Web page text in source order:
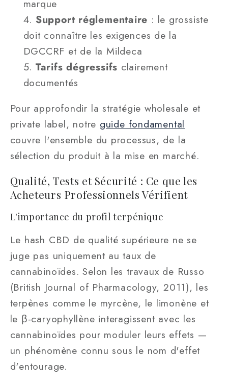
marque
Support réglementaire : le grossiste
doit connaître les exigences de la
DGCCRF et de la Mildeca
Tarifs dégressifs clairement
documentés
Pour approfondir la stratégie wholesale et
private label, notre guide fondamental
couvre l'ensemble du processus, de la
sélection du produit à la mise en marché.
Qualité, Tests et Sécurité : Ce que les
Acheteurs Professionnels Vérifient
L'importance du profil terpénique
Le hash CBD de qualité supérieure ne se
juge pas uniquement au taux de
cannabinoïdes. Selon les travaux de Russo
(British Journal of Pharmacology, 2011), les
terpènes comme le myrcène, le limonène et
le β-caryophyllène interagissent avec les
cannabinoïdes pour moduler leurs effets —
un phénomène connu sous le nom d'effet
d'entourage.